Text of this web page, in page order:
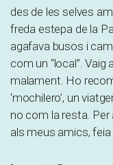
des de les selves
freda estepa de la
agafava busos i
com un “local”. Vaig
malament. Ho
‘mochilero’, un
no com la resta. Per
als meus amics, feia